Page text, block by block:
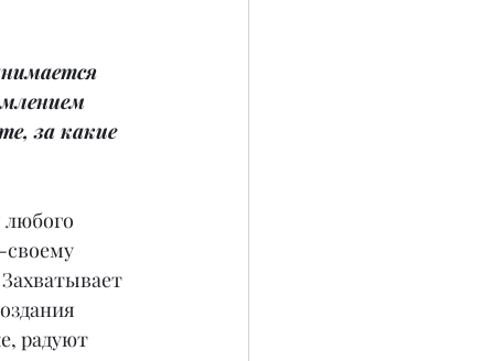
за какие
любого
своему
радуют